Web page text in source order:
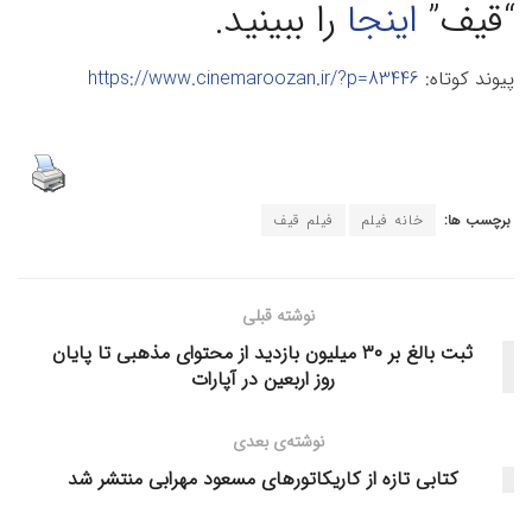
“قیف” اینجا را ببینید.
پیوند کوتاه: https://www.cinemaroozan.ir/?p=83446
برچسب ها: خانه فیلم فیلم قیف
نوشته قبلی
ثبت بالغ بر ۳۰ میلیون بازدید از محتوای مذهبی تا پایان
روز اربعین در آپارات
نوشته‌ی بعدی
کتابی تازه از کاریکاتورهای مسعود مهرابی منتشر شد